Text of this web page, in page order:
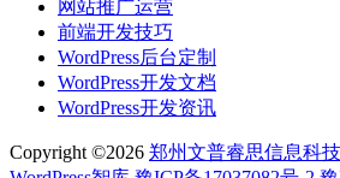
网站推广运营
前端开发技巧
WordPress后台定制
WordPress开发文档
WordPress开发资讯
Copyright ©2026 郑州文普睿思信息科